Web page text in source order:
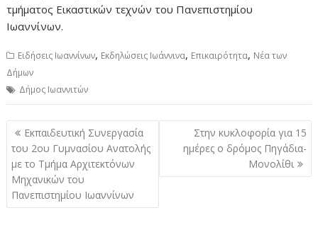
τμήματος Εικαστικών τεχνών του Πανεπιστημίου
Ιωαννίνων.
Ειδήσεις Ιωαννίνων, Εκδηλώσεις Ιωάννινα, Επικαιρότητα, Νέα των
Δήμων
Δήμος Ιωαννιτών
Πλοήγηση
άρθρων
Εκπαιδευτική Συνεργασία
του 2ου Γυμνασίου Ανατολής
με το Τμήμα Αρχιτεκτόνων
Μηχανικών του
Πανεπιστημίου Ιωαννίνων
Στην κυκλοφορία για 15
ημέρες ο δρόμος Πηγάδια-
Μονολίθι